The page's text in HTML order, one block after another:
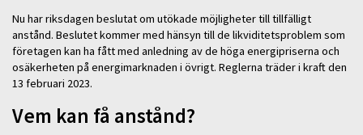
Nu har riksdagen beslutat om utökade möjligheter till tillfälligt
anstånd. Beslutet kommer med hänsyn till de likviditetsproblem som
företagen kan ha fått med anledning av de höga energipriserna och
osäkerheten på energimarknaden i övrigt. Reglerna träder i kraft den
13 februari 2023.
Vem kan få anstånd?